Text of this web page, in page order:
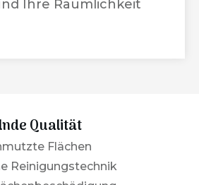
Ihre Räumlichkeit
Qualität
Flächen
Reinigungstechnik